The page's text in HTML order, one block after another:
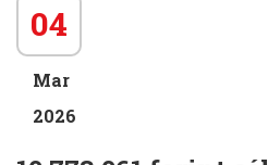
04
Mar
2026